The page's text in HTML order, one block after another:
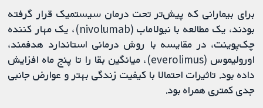
برای بیمارانی که پیش‌تر تحت درمان سیستمیک قرار گرفته
بودند، یک مطالعه با نیولاماب (nivolumab)، یک مهار کننده
چک‌پوینت، در مقایسه با روش درمانی استاندارد هدفمند،
اورولیموس (everolimus)، میانگین بقا را تا پنج ماه افزایش
داده بود. تاثیرات احتمالا با کیفیت زندگی بهتر و عوارض جانبی
جدی کمتری همراه بود.